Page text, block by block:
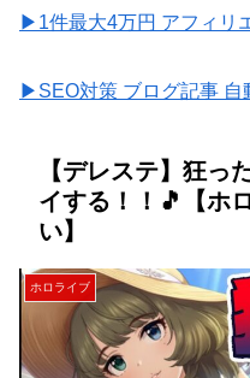
▶1件最大4万円 アフィリ
▶SEO対策 ブログ記事 自
【デレステ】狂っ
イする！！🎵【ホ
い】
ホロライブ